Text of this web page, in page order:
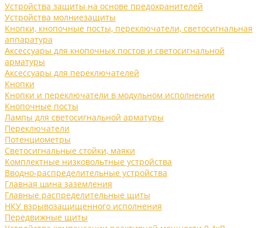
Устройства защиты на основе предохранителей
Устройства молниезащиты
Кнопки, кнопочные посты, переключатели, светосигнальная
аппаратура
Аксессуары для кнопочных постов и светосигнальной
арматуры
Аксессуары для переключателей
Кнопки
Кнопки и переключатели в модульном исполнении
Кнопочные посты
Лампы для светосигнальной арматуры
Переключатели
Потенциометры
Светосигнальные стойки, маяки
Комплектные низковольтные устройства
Вводно-распределительные устройства
Главная шина заземления
Главные распределительные щиты
НКУ взрывозащищенного исполнения
Передвижные щиты